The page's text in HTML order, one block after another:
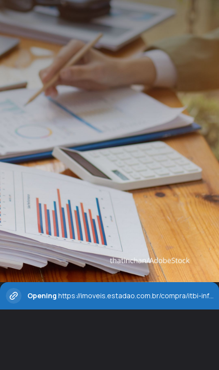
Opening https://imoveis.estadao.com.br/compra/itbi-informacoes-importantes-que-voce-precisa-saber/